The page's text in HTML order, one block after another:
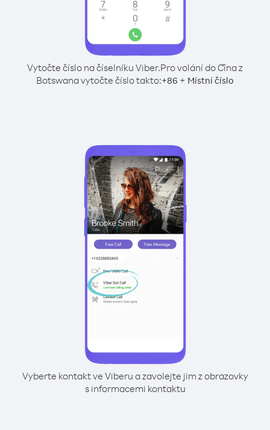
Vytočte číslo na číselníku Viber.Pro volání do Čína z
Botswana vytočte číslo takto:+86 + Místní číslo
Vyberte kontakt ve Viberu a zavolejte jim z obrazovky
s informacemi kontaktu